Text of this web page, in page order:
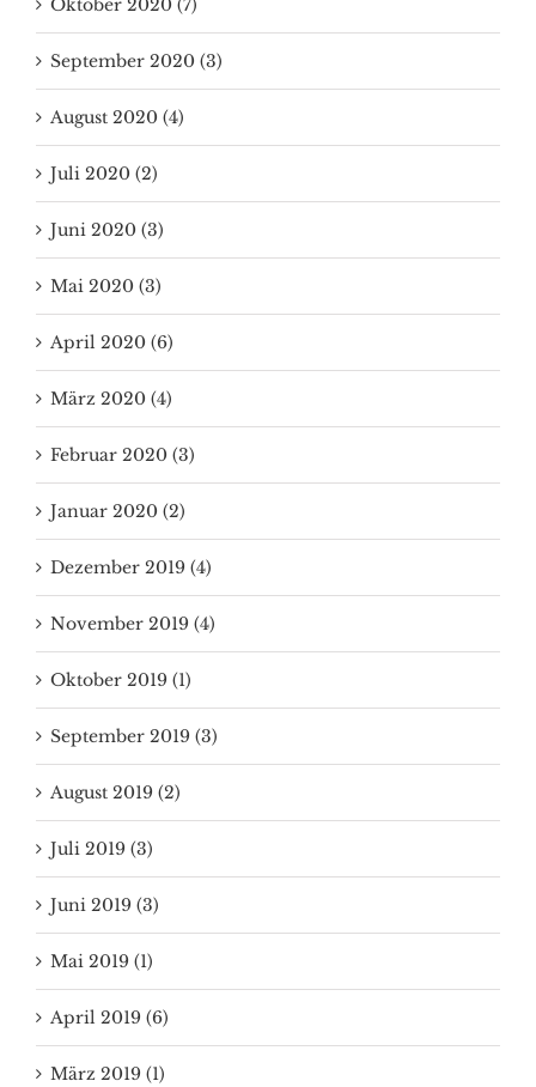
Oktober 2020 (7)
September 2020 (3)
August 2020 (4)
Juli 2020 (2)
Juni 2020 (3)
Mai 2020 (3)
April 2020 (6)
März 2020 (4)
Februar 2020 (3)
Januar 2020 (2)
Dezember 2019 (4)
November 2019 (4)
Oktober 2019 (1)
September 2019 (3)
August 2019 (2)
Juli 2019 (3)
Juni 2019 (3)
Mai 2019 (1)
April 2019 (6)
März 2019 (1)